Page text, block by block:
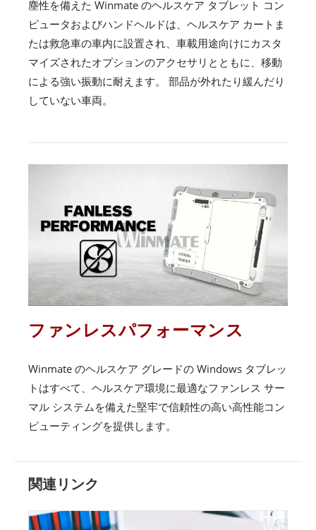
塵性を備えた Winmate のヘルスケア タブレット コン
ピュータおよびハンドヘルドは、ヘルスケア カートま
たは救急車の車内に設置され、車載用途向けにカスタ
マイズされたオプションのアクセサリとともに、移動
による強い振動に耐えます。 部品が外れたり緩んだり
していない車両。
ファンレスパフォーマンス
Winmate のヘルスケア グレードの Windows タブレッ
トはすべて、ヘルスケア環境に最適なファンレス サー
マル システムを備えた堅牢で信頼性の高い高性能コン
ピューティングを提供します。
関連リンク